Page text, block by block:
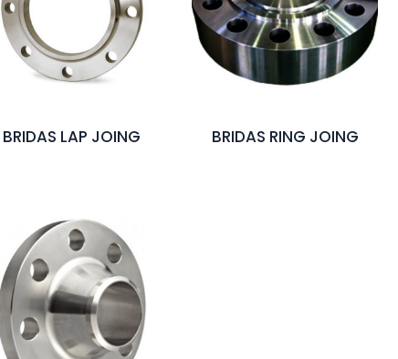
BRIDAS LAP JOING BRIDAS RING JOING